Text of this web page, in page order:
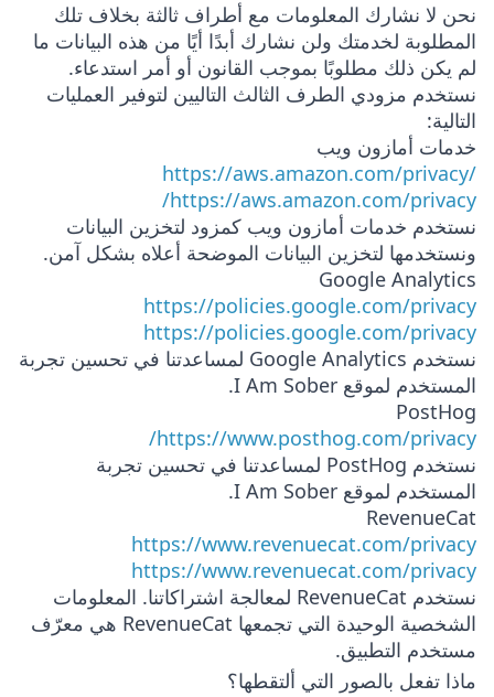
نحن لا نشارك المعلومات مع أطراف ثالثة بخلاف تلك
المطلوبة لخدمتك ولن نشارك أبدًا أيًا من هذه البيانات ما
لم يكن ذلك مطلوبًا بموجب القانون أو أمر استدعاء.
نستخدم مزودي الطرف الثالث التاليين لتوفير العمليات
التالية:
خدمات أمازون ويب
https://aws.amazon.com/privacy/
https://aws.amazon.com/privacy/
نستخدم خدمات أمازون ويب كمزود لتخزين البيانات
ونستخدمها لتخزين البيانات الموضحة أعلاه بشكل آمن.
Google Analytics
https://policies.google.com/privacy
https://policies.google.com/privacy
نستخدم Google Analytics لمساعدتنا في تحسين تجربة
المستخدم لموقع I Am Sober.
PostHog
https://www.posthog.com/privacy/
نستخدم PostHog لمساعدتنا في تحسين تجربة
المستخدم لموقع I Am Sober.
RevenueCat
https://www.revenuecat.com/privacy
https://www.revenuecat.com/privacy
نستخدم RevenueCat لمعالجة اشتراكاتنا. المعلومات
الشخصية الوحيدة التي تجمعها RevenueCat هي معرّف
مستخدم التطبيق.
ماذا تفعل بالصور التي ألتقطها؟